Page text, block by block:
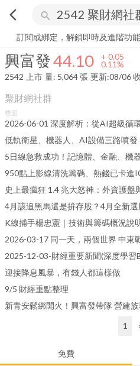
arrow_back_ios search
興富發 44.10 + 0.11%
訂閱或綁定，解鎖即時及進階功能
興富發44.10 + 0.05
0.11%
2542
上市 量: 5,064張 更新:08/06
聚財網社群
免費
標題
2026-06-01 深度解析：從AI超級循
4月該追黑馬還是拚存股？4月全新
K線捕手楊忠憲｜技術與籌碼概況說
迎接降息風暴，有錢人都這樣做
9/5 財經重點整理
新青安鬆綁開火！興富發帶隊 營建
1